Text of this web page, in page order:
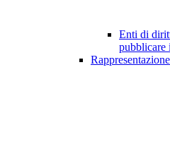
Enti di
pubblicare